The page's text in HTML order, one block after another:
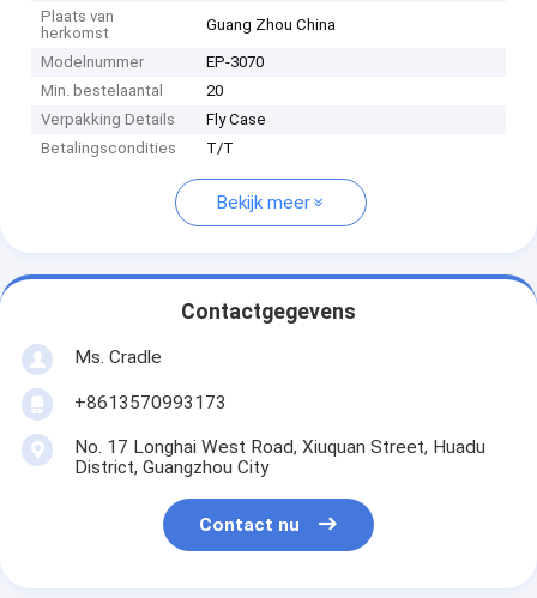
Plaats van
herkomst
Guang Zhou China
Modelnummer
EP-3070
Min. bestelaantal
20
Verpakking Details
Fly Case
Betalingscondities
T/T
Bekijk meer
Contactgegevens
Ms. Cradle
+8613570993173
No. 17 Longhai West Road, Xiuquan Street, Huadu
District, Guangzhou City
Contact nu